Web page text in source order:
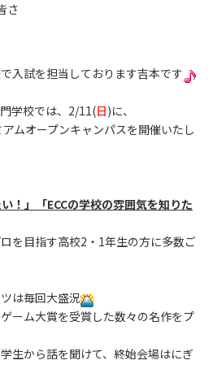
さ
入試を担当しております吉本です
学校では、2/11(日)に、
ムオープンキャンパスを開催いたし
！」「ECCの学校の雰囲気を知りた
を目指す高校2・1年生の方に多数ご
は毎回大盛況
ーム大賞を受賞した数々の名作をプ
生から話を聞けて、終始会場はにぎ